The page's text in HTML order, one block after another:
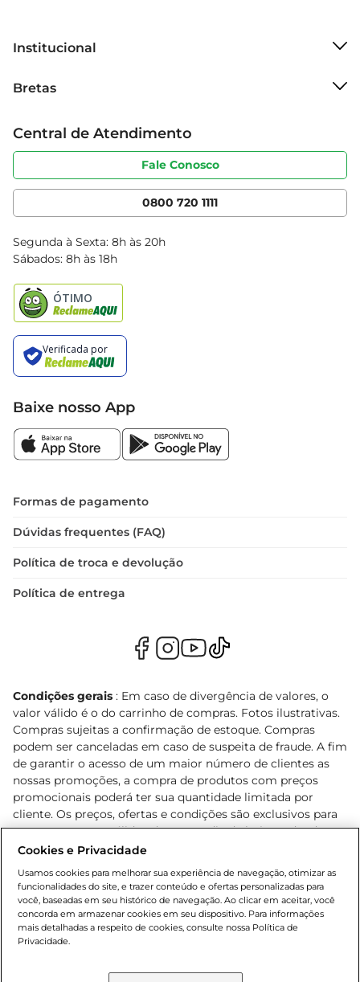
Institucional
Grupo Cencosud
Sobre privacidade
Portal do fornecedor
Cencosud Media
Bretas
Produtos Bretas
Código de ética
Serviços
Clube Bretas
Blog Bretas
Black Friday
Central de Atendimento
Fale Conosco
0800 720 1111
Segunda à Sexta: 8h às 20h
Sábados: 8h às 18h
Baixe nosso App
Formas de pagamento
Dúvidas frequentes (FAQ)
Política de troca e devolução
Política de entrega
Condições gerais : Em caso de divergência de valores, o
valor válido é o do carrinho de compras. Fotos ilustrativas.
Compras sujeitas a confirmação de estoque. Compras
podem ser canceladas em caso de suspeita de fraude. A fim
de garantir o acesso de um maior número de clientes as
nossas promoções, a compra de produtos com preços
promocionais poderá ter sua quantidade limitada por
cliente. Os preços, ofertas e condições são exclusivos para
o e-commerce e válidos durante o dia de hoje, podendo
sofrer alterações sem prévia notificação. Proibida a venda
Lei n.º 8069/90, art. 81, inciso II (Estatuto da Criança e do
Adolescente). Preços e condições exclusivos para o
www.bretas.com.br, podendo sofrer alterações sem aviso
prévio. O valor mínimo para as compras on-line é de R$
80,00.
Cookies e Privacidade
Usamos cookies para melhorar sua experiência de navegação, otimizar as
funcionalidades do site, e trazer conteúdo e ofertas personalizadas para
você, baseadas em seu histórico de navegação. Ao clicar em aceitar, você
concorda em armazenar cookies em seu dispositivo. Para informações
mais detalhadas a respeito de cookies, consulte nossa Política de
Privacidade.